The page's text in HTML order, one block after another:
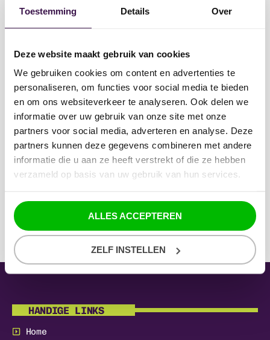
Toestemming Details Over
Deze website maakt gebruik van cookies
We gebruiken cookies om content en advertenties te
personaliseren, om functies voor social media te bieden
en om ons websiteverkeer te analyseren. Ook delen we
informatie over uw gebruik van onze site met onze
partners voor social media, adverteren en analyse. Deze
partners kunnen deze gegevens combineren met andere
informatie die u aan ze heeft verstrekt of die ze hebben
verzameld op basis van uw gebruik van hun services.
ALLES ACCEPTEREN
ZELF INSTELLEN
MEER ACTIES
SHINE
HUGEL & DAVID GUETTA & FRENCH
SUNCLUB
23:18
BY YOUR SIDE
JONAS BLUE & RAYE
23:15
CANNED HEAT
JAMIROQUAI
23:11
AIN'T NOBODY
MR. BELT & WEZOL
23:08
TURN ME ON
RITON & OLIVER HELDENS & VULA
23:05
HANDIGE LINKS
Home